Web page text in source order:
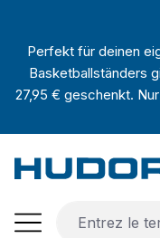
Perfekt für deinen
Basketballständers
27,95 € geschenkt.